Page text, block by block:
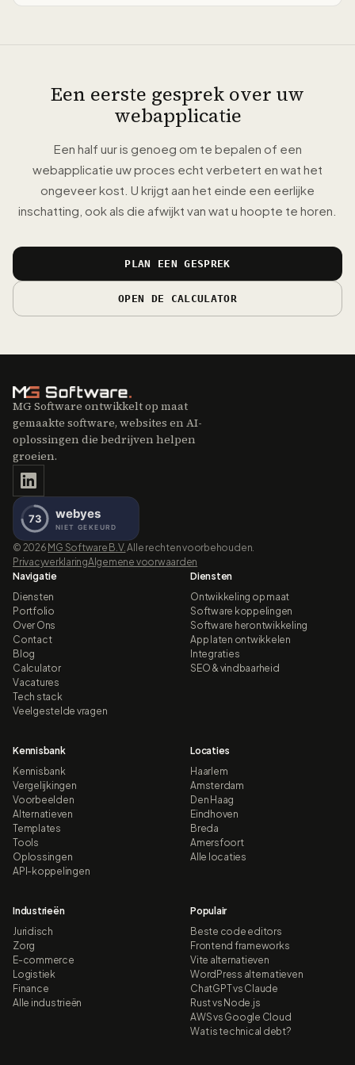
Een eerste gesprek over uw
webapplicatie
Een half uur is genoeg om te bepalen of een
webapplicatie uw proces echt verbetert en wat het
ongeveer kost. U krijgt aan het einde een eerlijke
inschatting, ook als die afwijkt van wat u hoopte te horen.
PLAN EEN GESPREK
OPEN DE CALCULATOR
MG Software ontwikkelt op maat
gemaakte software, websites en AI-
oplossingen die bedrijven helpen
groeien.
© 2026 MG Software B.V. Alle rechten voorbehouden.
PrivacyverklaringAlgemene voorwaarden
Navigatie
Diensten
Portfolio
Over Ons
Contact
Blog
Calculator
Vacatures
Tech stack
Veelgestelde vragen
Diensten
Ontwikkeling op maat
Software koppelingen
Software herontwikkeling
App laten ontwikkelen
Integraties
SEO & vindbaarheid
Kennisbank
Kennisbank
Vergelijkingen
Voorbeelden
Alternatieven
Templates
Tools
Oplossingen
API-koppelingen
Locaties
Haarlem
Amsterdam
Den Haag
Eindhoven
Breda
Amersfoort
Alle locaties
Industrieën
Juridisch
Zorg
E-commerce
Logistiek
Finance
Alle industrieën
Populair
Beste code editors
Frontend frameworks
Vite alternatieven
WordPress alternatieven
ChatGPT vs Claude
Rust vs Node.js
AWS vs Google Cloud
Wat is technical debt?